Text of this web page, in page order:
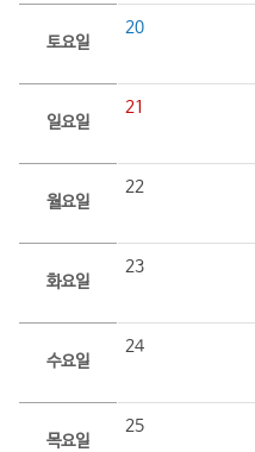
토요일
20
일요일
21
월요일
22
화요일
23
수요일
24
목요일
25